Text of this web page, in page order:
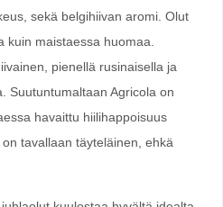
sekä belgihiivan aromi. Olut
kuin maistaessa huomaa.
pienellä rusinaisella ja
Suutuntumaltaan Agricola on
havaittu hiilihappoisuus
tavallaan täyteläinen, ehkä